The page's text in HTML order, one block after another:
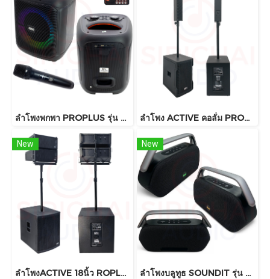
ลำโพงพกพา PROPLUS รุ่น GA8 บลูทูธ ลำโพง ACTIVE คอลั่ม PROPLUS รุ่น UZ12
New
ลำโพงACTIVE 18นิ้ว ROPLUS รุ่น SUB18x (SUB ARRAY 4000watt)
New
ลำโพงบลูทูธ SOUNDIT รุ่น S60 PRO